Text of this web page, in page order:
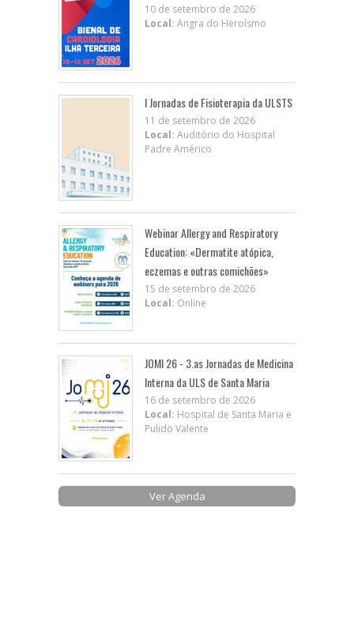
10 de setembro de 2026
Local: Angra do Heroísmo
I Jornadas de Fisioterapia da ULSTS
11 de setembro de 2026
Local: Auditório do Hospital
Padre Américo
Webinar Allergy and Respiratory
Education: «Dermatite atópica,
eczemas e outras comichões»
15 de setembro de 2026
Local: Online
JOMI 26 - 3.as Jornadas de Medicina
Interna da ULS de Santa Maria
16 de setembro de 2026
Local: Hospital de Santa Maria e
Pulido Valente
Ver Agenda